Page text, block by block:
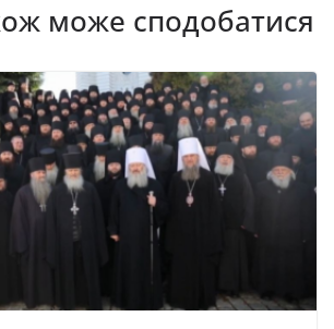
може сподобатися